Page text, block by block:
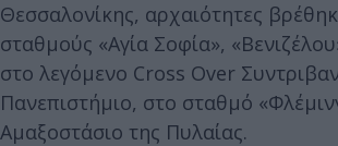
Θεσσαλονίκης, αρχαιότητες
σταθμούς «Αγία Σοφία»,
στο λεγόμενο Cross Over
Πανεπιστήμιο, στο σταθμό
Αμαξοστάσιο της Πυλαίας.